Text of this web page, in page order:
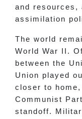
and resources,
assimilation
The world
World War II.
between the
Union played
closer to
Communist
standoff.